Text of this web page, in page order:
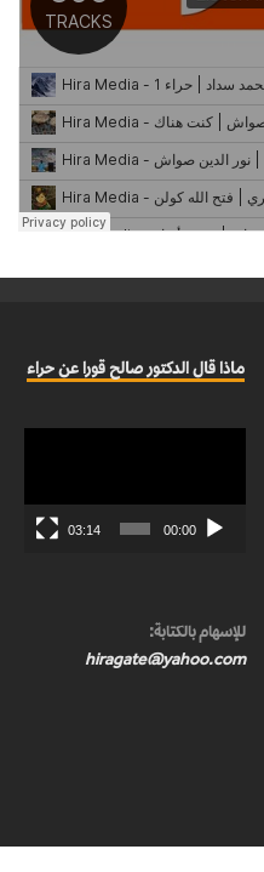
ماذا قال الدكتور صالح قورا عن حراء
00:00
03:14
للإسهام بالكتابة:
hiragate@yahoo.com